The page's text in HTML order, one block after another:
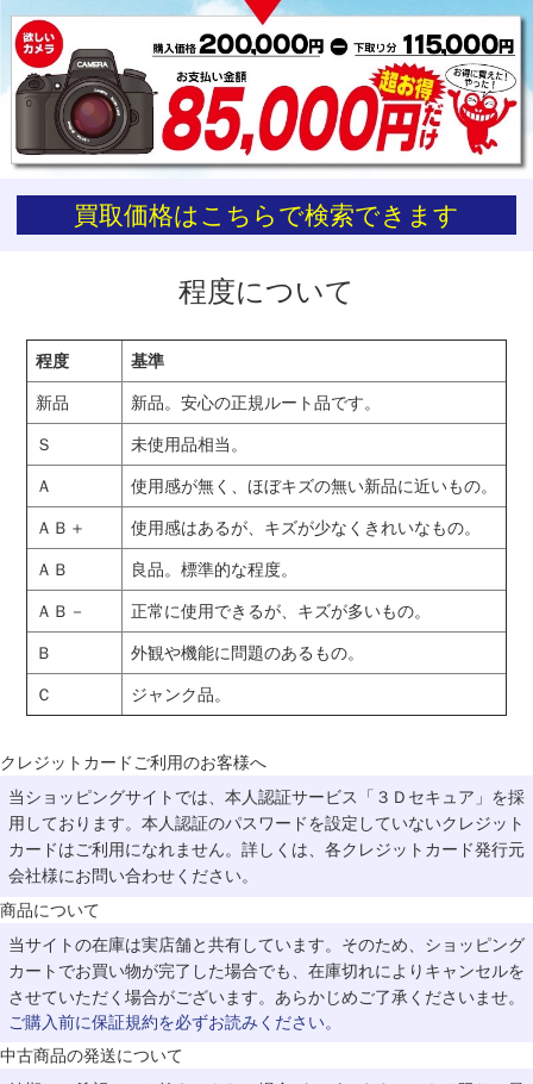
お買い物を続ける カートへ進む
買取価格はこちらで検索できます
程度について
程度
基準
新品
新品。安心の正規ルート品です。
Ｓ
未使用品相当。
Ａ
使用感が無く、ほぼキズの無い新品に近いもの。
ＡＢ＋
使用感はあるが、キズが少なくきれいなもの。
ＡＢ
良品。標準的な程度。
ＡＢ－
正常に使用できるが、キズが多いもの。
Ｂ
外観や機能に問題のあるもの。
Ｃ
ジャンク品。
クレジットカードご利用のお客様へ
当ショッピングサイトでは、本人認証サービス「３Ｄセキュア」を採
用しております。本人認証のパスワードを設定していないクレジット
カードはご利用になれません。詳しくは、各クレジットカード発行元
会社様にお問い合わせください。
商品について
当サイトの在庫は実店舗と共有しています。そのため、ショッピング
カートでお買い物が完了した場合でも、在庫切れによりキャンセルを
させていただく場合がございます。あらかじめご了承くださいませ。
ご購入前に保証規約を必ずお読みください。
中古商品の発送について